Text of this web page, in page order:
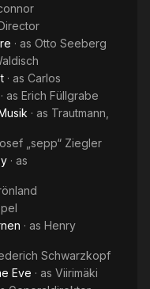
· as Otto Seeberg
· as Carlos
· as Erich Füllgrabe
· as Trautmann,
„sepp“ Ziegler
· as
· as Henry
Schwarzkopf
Eve · as Viirimäki